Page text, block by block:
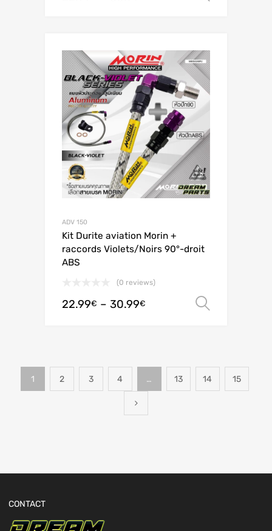
ADV 150
Kit Durite aviation Morin +
raccords Violets/Noirs 90°-droit
ABS
(0 reviews)
22.99€ – 30.99€
1 2 3 4 … 13 14 15
CONTACT